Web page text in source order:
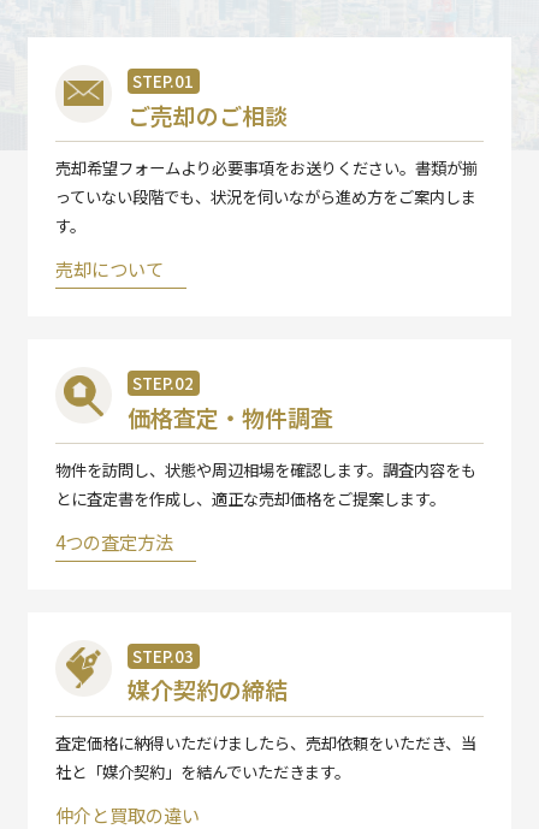
STEP.01
ご売却のご相談
売却希望フォームより必要事項をお送りください。書類が揃
っていない段階でも、状況を伺いながら進め方をご案内しま
す。
売却について
STEP.02
価格査定・物件調査
物件を訪問し、状態や周辺相場を確認します。調査内容をも
とに査定書を作成し、適正な売却価格をご提案します。
4つの査定方法
STEP.03
媒介契約の締結
査定価格に納得いただけましたら、売却依頼をいただき、当
社と「媒介契約」を結んでいただきます。
仲介と買取の違い